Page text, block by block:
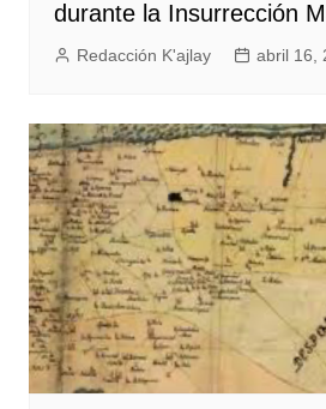
durante la Insurrección
Redacción K'ajlay abril 16,